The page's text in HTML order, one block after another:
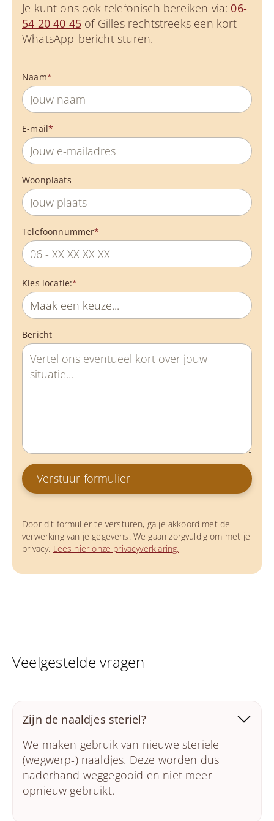
Je kunt ons ook telefonisch bereiken via: 06-
54 20 40 45of Gilles rechtstreeks een kort
WhatsApp-bericht sturen.
Naam*
E-mail*
Woonplaats
Telefoonnummer*
Kies locatie:*
Bericht
Door dit formulier te versturen, ga je akkoord met de
verwerking van je gegevens. We gaan zorgvuldig om met je
privacy. Lees hier onze privacyverklaring.
Veelgestelde vragen
Zijn de naaldjes steriel?
We maken gebruik van nieuwe steriele
(wegwerp-) naaldjes. Deze worden dus
naderhand weggegooid en niet meer
opnieuw gebruikt.